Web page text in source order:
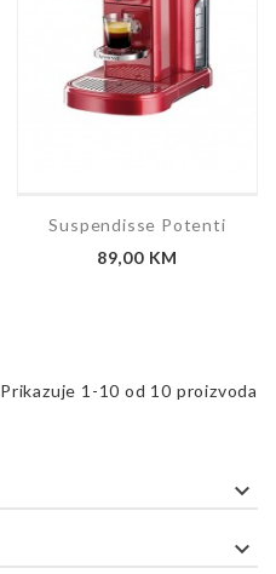
Suspendisse Potenti
89,00 KM
Prikazuje 1-10 od 10 proizvoda

